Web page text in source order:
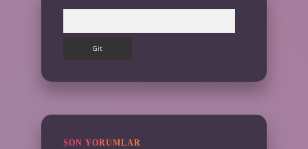
SON YORUMLAR